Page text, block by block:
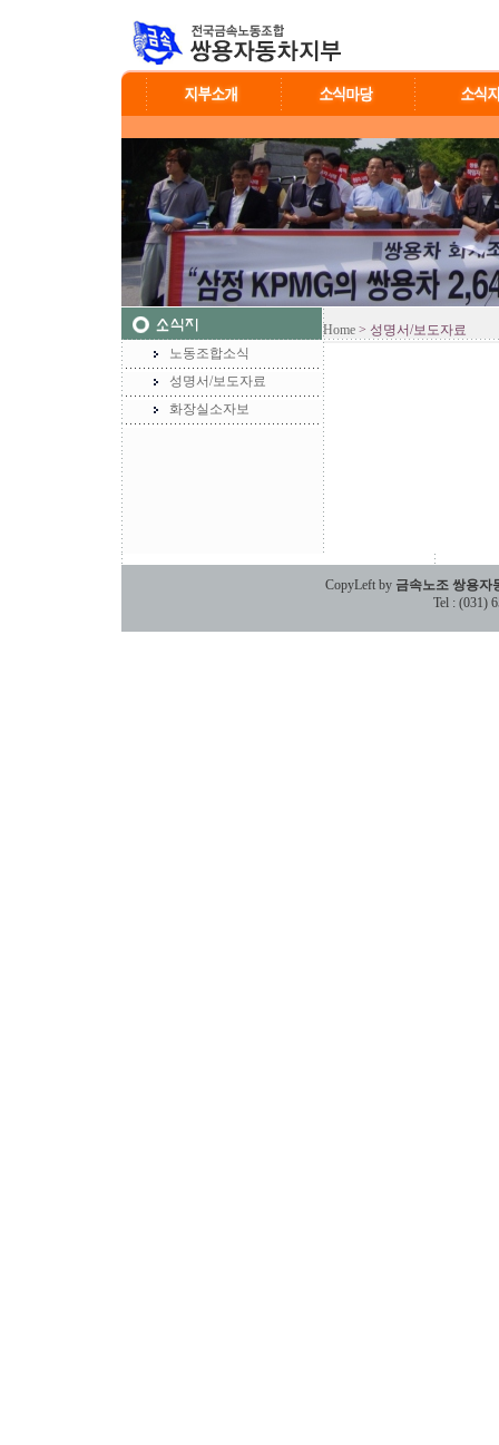
노동조합소식
성명서/보도자료
화장실소자보
Home > 성명서/보도자료
CopyLeft by 금속노조 쌍용자
Tel : (031)